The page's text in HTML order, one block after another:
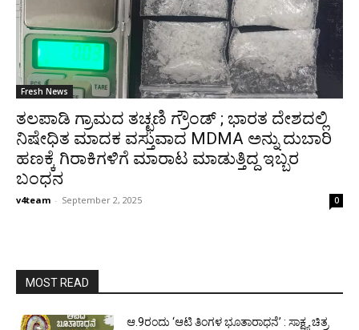
Fresh News
ತಲಪಾಡಿ ಗ್ರಾಮದ ತಚ್ಛಣಿ ಗ್ರೌಂಡ್ ; ಭಾರತ ದೇಶದಲ್ಲಿ
ನಿಷೇಧಿತ ಮಾದಕ ವಸ್ತುವಾದ MDMA ಅನ್ನು ದುಬಾರಿ
ಹಣಕ್ಕೆ ಗಿರಾಕಿಗಳಿಗೆ ಮಾರಾಟ ಮಾಡುತ್ತಿದ್ದ ಇಬ್ಬರ
ಬಂಧನ
v4team - September 2, 2025 0
MOST READ
ಆ.9ರಂದು ‘ಆಟಿ ತಿಂಗಳ ಭೂತಾರಾಧನೆ’ : ಸಾಕ್ಷ್ಯ ಚಿತ್ರ